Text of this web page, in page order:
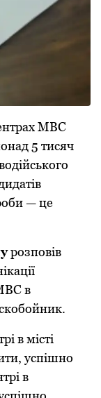
МВС
5 тисяч
— це
розповів
в
в місті
успішно
в